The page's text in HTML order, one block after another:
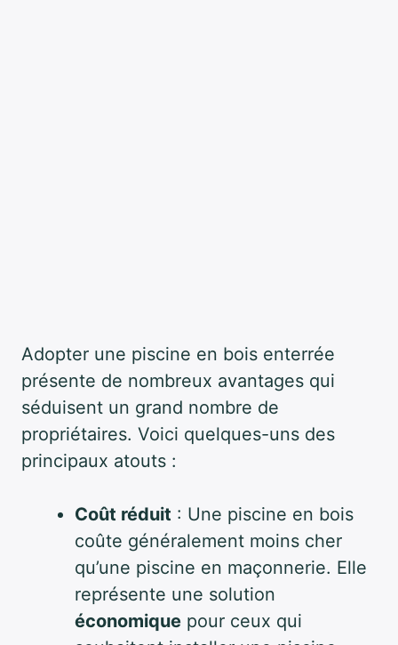
Adopter une piscine en bois enterrée
présente de nombreux avantages qui
séduisent un grand nombre de
propriétaires. Voici quelques-uns des
principaux atouts :
Coût réduit : Une piscine en bois
coûte généralement moins cher
qu’une piscine en maçonnerie. Elle
représente une solution
économique pour ceux qui